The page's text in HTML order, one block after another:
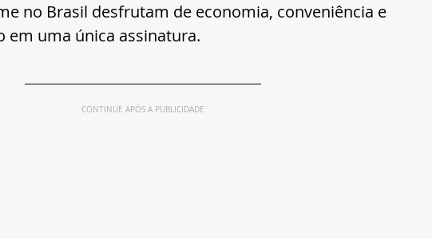
no Brasil desfrutam de economia, conveniência e
uma única assinatura.
CONTINUE APÓS A PUBLICIDADE